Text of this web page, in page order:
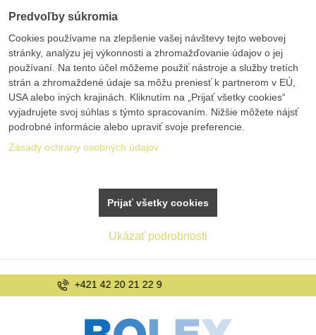
Predvoľby súkromia
Cookies používame na zlepšenie vašej návštevy tejto webovej
stránky, analýzu jej výkonnosti a zhromažďovanie údajov o jej
používaní. Na tento účel môžeme použiť nástroje a služby tretích
strán a zhromaždené údaje sa môžu preniesť k partnerom v EÚ,
USA alebo iných krajinách. Kliknutím na „Prijať všetky cookies“
vyjadrujete svoj súhlas s týmto spracovaním. Nižšie môžete nájsť
podrobné informácie alebo upraviť svoje preferencie.
Zásady ochrany osobných údajov
Ukázať podrobnosti
Prijať všetky cookies